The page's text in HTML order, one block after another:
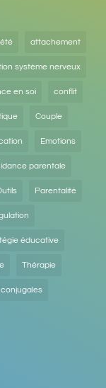
attachement
système nerveux
en soi conflit
Couple
Emotions
parentale
Parentalité
éducative
Thérapie